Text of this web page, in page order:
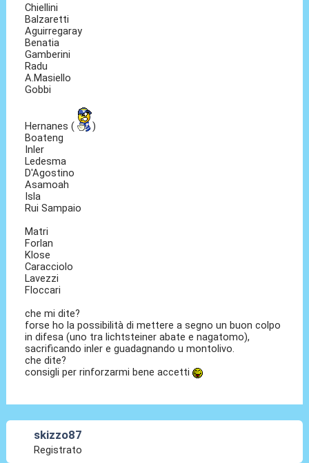
Chiellini
Balzaretti
Aguirregaray
Benatia
Gamberini
Radu
A.Masiello
Gobbi
Hernanes (
)
Boateng
Inler
Ledesma
D'Agostino
Asamoah
Isla
Rui Sampaio
Matri
Forlan
Klose
Caracciolo
Lavezzi
Floccari
che mi dite?
forse ho la possibilità di mettere a segno un buon colpo
in difesa (uno tra lichtsteiner abate e nagatomo),
sacrificando inler e guadagnando u montolivo.
che dite?
consigli per rinforzarmi bene accetti
skizzo87
Registrato